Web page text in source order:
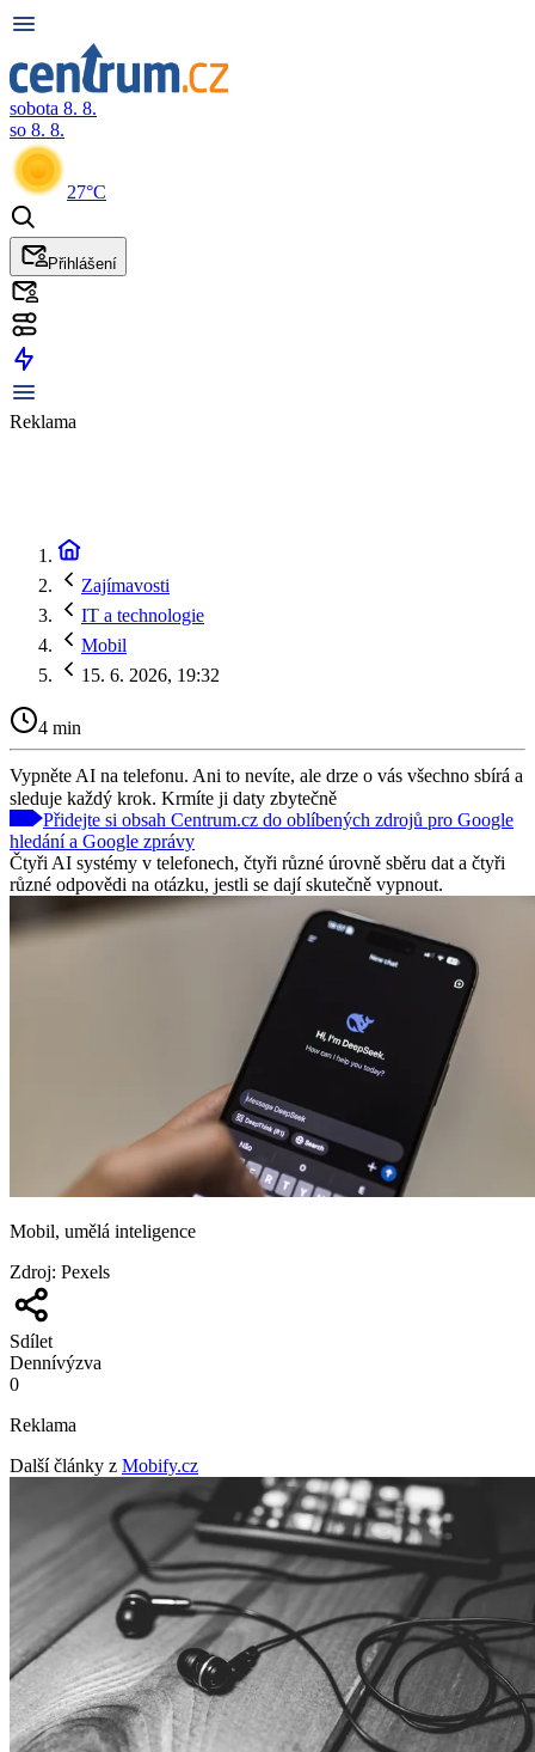
sobota 8. 8.
so 8. 8.
27°C
Přihlášení
Reklama
Zajímavosti
IT a technologie
Mobil
15. 6. 2026, 19:32
4 min
Vypněte AI na telefonu. Ani to nevíte, ale drze o vás všechno sbírá a
sleduje každý krok. Krmíte ji daty zbytečně
Přidejte si obsah Centrum.cz do oblíbených zdrojů pro Google
hledání a Google zprávy
Čtyři AI systémy v telefonech, čtyři různé úrovně sběru dat a čtyři
různé odpovědi na otázku, jestli se dají skutečně vypnout.
Mobil, umělá inteligence
Zdroj: Pexels
Sdílet
Dennívýzva
0
Reklama
Další články z Mobify.cz